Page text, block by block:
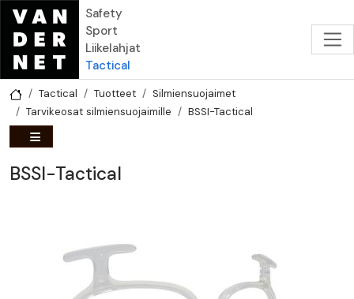
Hyppää pääsisältöön
Safety
Sport
Liikelahjat
Tactical
Tactical Tuotteet
Silmiensuojaimet
Tarvikeosat silmiensuojaimille
BSSI-Tactical
BSSI-Tactical